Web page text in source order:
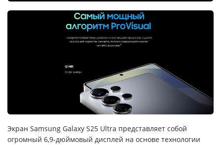
Экран Samsung Galaxy S25 Ultra представляет собой
огромный 6,9-дюймовый дисплей на основе технологии